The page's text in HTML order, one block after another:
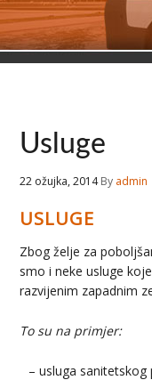
Usluge
22 ožujka, 2014By admin
USLUGE
Zbog želje za
smo i neke usluge
razvijenim zapadnim
To su na primjer:
– usluga